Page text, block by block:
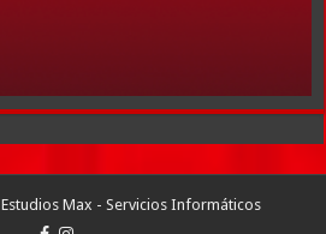
Estudios Max - Servicios Informáticos